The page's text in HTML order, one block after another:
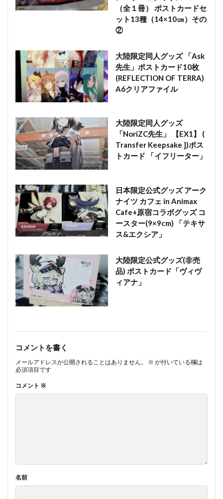
（全１冊） ポストカードセ
ット13種（14×10㎝）その
②
大陸限定同人グッズ 「Ask
先生」ポストカード10枚
(REFLECTION OF TERRA)
A6クリアファイル
大陸限定同人グッズ
「NoriZC先生」 【EX1】 (
Transfer Keepsake ])ポス
トカード 「イフリーター」
日本限定公式グッズ アーク
ナイツ カフェ in Animax
Cafe+原宿コラボグッズ コ
ースター(9×9cm) 「テキサ
ス&エクシア」
大陸限定公式グッズ(非売
品) ポストカード「ヴィヴ
ィアナ」
コメントを書く
メールアドレスが公開されることはありません。 ※ が付いている欄は
必須項目です
コメント ※
名前